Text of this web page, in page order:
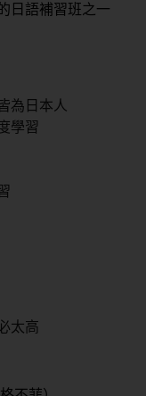
日語補習班之一
為日本人
學習
太高